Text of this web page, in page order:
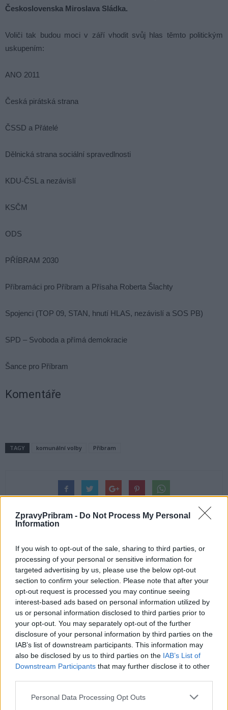
ZpravyPribram - Do Not Process My Personal
Information
If you wish to opt-out of the sale, sharing to third parties, or
processing of your personal or sensitive information for
targeted advertising by us, please use the below opt-out
section to confirm your selection. Please note that after your
opt-out request is processed you may continue seeing
interest-based ads based on personal information utilized by
us or personal information disclosed to third parties prior to
your opt-out. You may separately opt-out of the further
disclosure of your personal information by third parties on the
IAB’s list of downstream participants. This information may
also be disclosed by us to third parties on the IAB’s List of
Downstream Participants that may further disclose it to other
Personal Data Processing Opt Outs
Československa Miroslava Sládka.
Voliči tak budou moci v září vhodit svůj hlas těmto politickým
uskupením:
ANO 2011
Česká pirátská strana
ČSSD a Přátelé
Dělnická strana sociální spravedlnosti
KDU-ČSL a nezávislí
KSČM
ODS
PŘÍBRAM 2030
Příbramáci pro Příbram a Přísaha Roberta Šlachty
Spojenci (TOP 09, STAN, hnutí HLAS, nezávislí a SOS PB)
SPD – Svoboda a přímá demokracie
Šance pro Příbram
Komentáře
TAGY komunální volby Příbram
Předchozí článek
S Tomášem Moslerem
o novinářské ceně, Březových
Horách i jednání s radnicí
Následující článek
Ve Zduchovicích zřejmě zkouší
štěstí zloději
SOUVISEJÍCÍ ČLÁNKY
VÍCE OD AUTORA
Přípravy na komunální a senátní volby